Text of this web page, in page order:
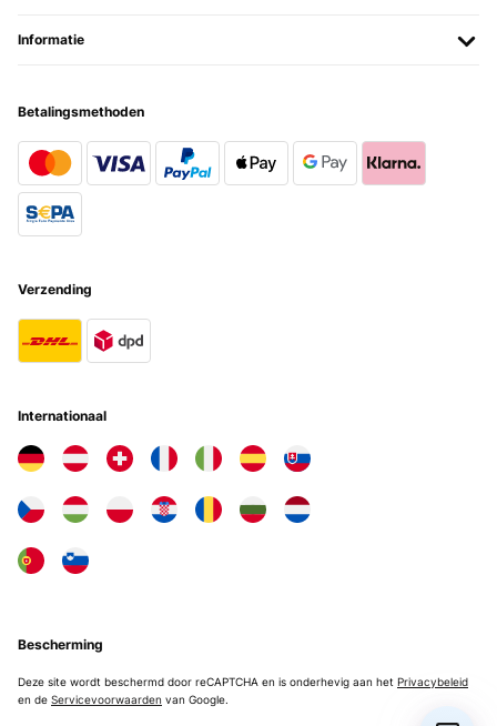
Informatie
Betalingsmethoden
Verzending
Internationaal
Bescherming
Deze site wordt beschermd door reCAPTCHA en is onderhevig aan het Privacybeleid
en de Servicevoorwaarden van Google.